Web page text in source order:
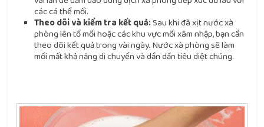
các cá thể mối.
Theo dõi và kiểm tra kết quả:Sau khi đã xịt nước xà
phòng lên tổ mối hoặc các khu vực mối xâm nhập, bạn cần
theo dõi kết quả trong vài ngày. Nước xà phòng sẽ làm
mối mất khả năng di chuyển và dần dần tiêu diệt chúng.